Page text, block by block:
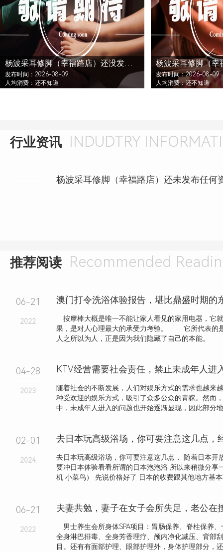
杨波采耳修脚（幸福路店）还没发布活动
发布时间：2026-08-09
人均消费：还不知道
发布时间：2026-08-09
人均消费：还不知道
行业资讯 INDUDTRY
推荐阅读 Recommended
06-21
2022
澳门打令洗浴体验报告，堪比鼎盛时期的
按摩棒大概是唯一不能让家人看见的家用电器，它
果，是对人心理最大的承受力考验。 它所代表的
人之所以为人，正是因为我们隐藏了自己的本能。
04-28
2023
随着社会的不断发展，人们对娱乐方式的需求也越来
种受欢迎的娱乐方式，吸引了众多公众的青睐。然而
中，未成年人进入的问题也开始逐渐显现，因此部分
02-01
2024
去日本玩高级浴场，你可要注意这几点，
去日本玩高级浴场，你可要注意这几点， 随着日本开
要冲日本体验看看所谓的日本泡泡浴 所以来稍微分享
机 小菜鸟） 先说价格好了 日本的收费跟其他地方基本
06-21
2022
男士养生会所身体SPA项目：胃肠保养、脊柱保养
全身淋巴排毒、全身芳香理疗、颅内净化减压、背部
目。还有有面部护理、眼部护理外，身体护理部分，